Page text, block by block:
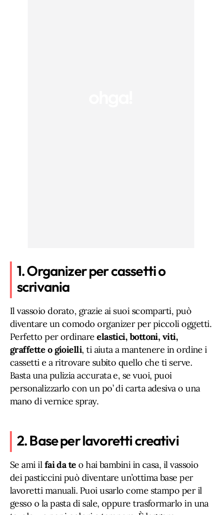
1. Organizer per cassetti o
scrivania
Il vassoio dorato, grazie ai suoi scomparti, può
diventare un comodo organizer per piccoli oggetti.
Perfetto per ordinareelastici, bottoni, viti,
graffette o gioielli, ti aiuta a mantenere in ordine i
cassetti e a ritrovare subito quello che ti serve.
Basta una pulizia accurata e, se vuoi, puoi
personalizzarlo con un po’ di carta adesiva o una
mano di vernice spray.
2. Base per lavoretti creativi
Se ami ilfai da te o hai bambini in casa, il vassoio
dei pasticcini può diventare un’ottima base per
lavoretti manuali. Puoi usarlo come stampo per il
gesso o la pasta di sale, oppure trasformarlo in una